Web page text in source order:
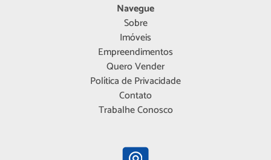
Navegue
Sobre
Imóveis
Empreendimentos
Quero Vender
Política de Privacidade
Contato
Trabalhe Conosco